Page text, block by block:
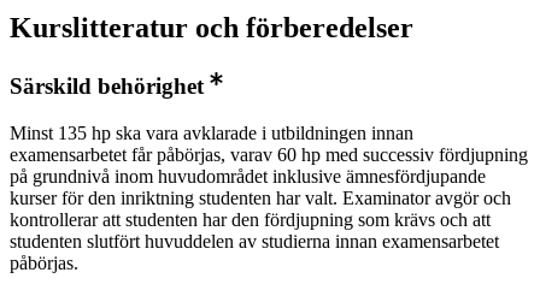
Kurslitteratur och förberedelser
Särskild behörighet
Minst 135 hp ska vara avklarade i utbildningen innan
examensarbetet får påbörjas, varav 60 hp med successiv fördjupning
på grundnivå inom huvudområdet inklusive ämnesfördjupande
kurser för den inriktning studenten har valt. Examinator avgör och
kontrollerar att studenten har den fördjupning som krävs och att
studenten slutfört huvuddelen av studierna innan examensarbetet
påbörjas.